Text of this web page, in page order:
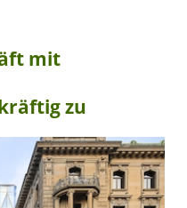
mit
zu